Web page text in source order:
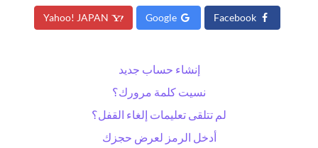
إنشاء حساب جديد
نسيت كلمة مرورك؟
لم تتلقى تعليمات إلغاء القفل؟
أدخل الرمز لعرض حجزك